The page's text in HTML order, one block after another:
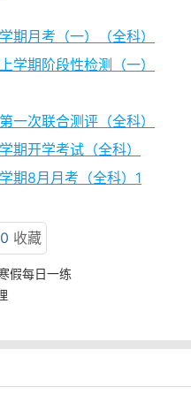
期月考（一）（全科）
学期阶段性检测（一）
一次联合测评（全科）
期开学考试（全科）
期8月月考（全科）1
0 收藏
假每日一练